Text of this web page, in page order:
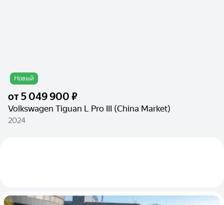
Новый
от5 049 900 ₽
Volkswagen Tiguan L Pro III (China Market)
2024